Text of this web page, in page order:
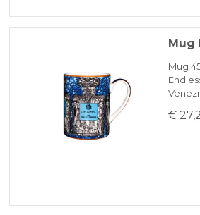
Mug
Mug
€